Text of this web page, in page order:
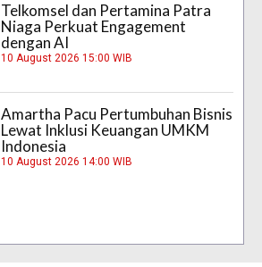
Telkomsel dan Pertamina Patra
Niaga Perkuat Engagement
dengan AI
10 August 2026 15:00 WIB
Amartha Pacu Pertumbuhan Bisnis
Lewat Inklusi Keuangan UMKM
Indonesia
10 August 2026 14:00 WIB